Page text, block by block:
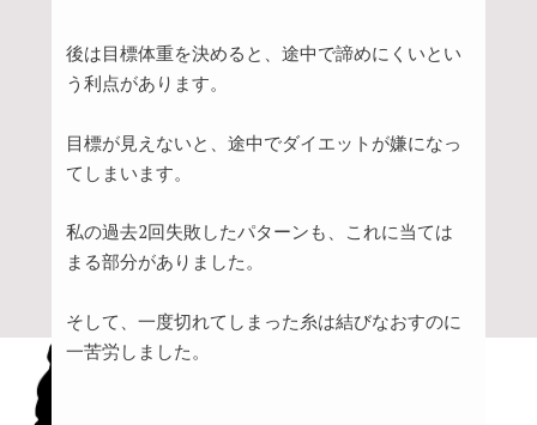
後は目標体重を決めると、途中で諦めにくいとい
う利点があります。
目標が見えないと、途中でダイエットが嫌になっ
てしまいます。
私の過去2回失敗したパターンも、これに当ては
まる部分がありました。
そして、一度切れてしまった糸は結びなおすのに
一苦労しました。